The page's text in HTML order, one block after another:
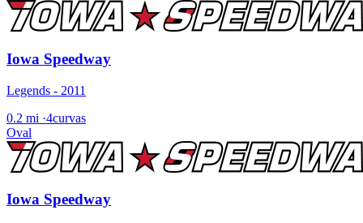
Iowa Speedway
Legends - 2011
0.2 mi ·4curvas
Oval
Iowa Speedway